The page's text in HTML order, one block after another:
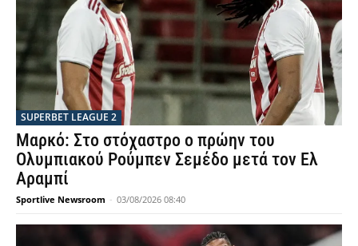
SUPERBET LEAGUE 2
Μαρκό: Στο στόχαστρο ο πρώην του
Ολυμπιακού Ρούμπεν Σεμέδο μετά τον Ελ
Αραμπί
Sportlive Newsroom - 03/08/2026 08:40